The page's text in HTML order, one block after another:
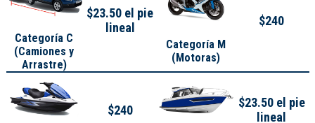
Categoría C
(Camiones y
Arrastre)
$23.50 el pie
lineal
Categoría M
(Motoras)
$240
$240
$23.50 el pie
lineal